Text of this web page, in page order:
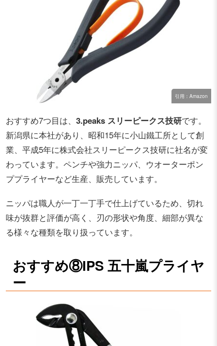
引用：Amazon
おすすめ7つ目は、 3.peaks スリーピークス技研です。
新潟県に本社があり、昭和15年に小山鐵工所として創
業、平成5年に株式会社スリーピークス技研に社名が変
わっています。ペンチや強力ニッパ、ウオーターポン
ププライヤーなど生産、販売しています。
ニッパは職人が一丁一丁手で仕上げているため、切れ
味が抜群と評価が高く、刃の形状や角度、細部が異な
る様々な種類を取り扱っています。
おすすめ⑧IPS 五十嵐プライヤ
ー